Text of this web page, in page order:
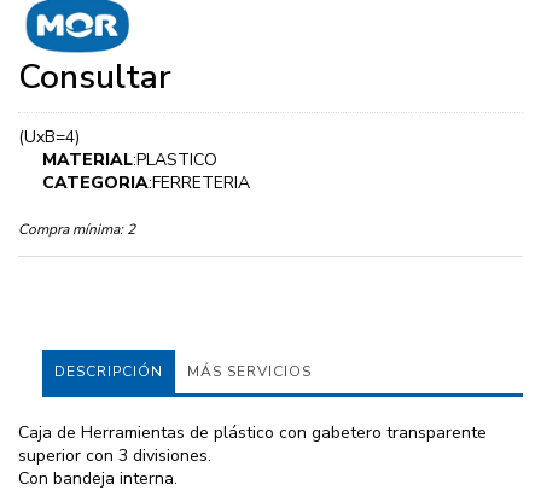
Consultar
(UxB=4)
MATERIAL:PLASTICO
CATEGORIA:FERRETERIA
Compra mínima: 2
DESCRIPCIÓN MÁS SERVICIOS
Caja de Herramientas de plástico con gabetero transparente
superior con 3 divisiones.
Con bandeja interna.